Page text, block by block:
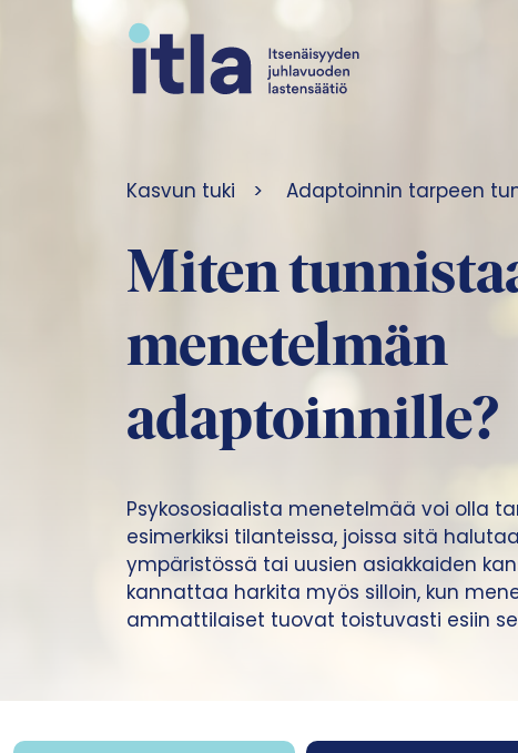
Siirry sisältöön
Kasvun tuki > Adaptoinnin tarpeen
Miten
menetelmän
adaptoinnille?
Psykososiaalista menetelmää voi olla
esimerkiksi tilanteissa, joissa sitä
ympäristössä tai uusien asiakkaiden
kannattaa harkita myös silloin, kun
ammattilaiset tuovat toistuvasti esiin